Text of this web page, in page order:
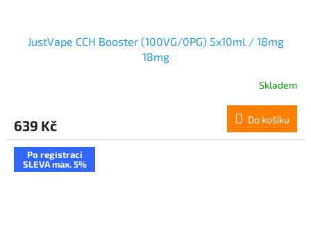
JustVape CCH Booster (100VG/0PG) 5x10ml / 18mg
18mg
Skladem
639 Kč Do košíku
Po registraci
SLEVA max. 5%